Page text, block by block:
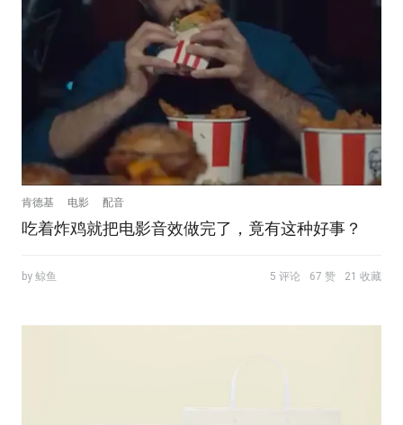
肯德基 电影 配音
吃着炸鸡就把电影音效做完了，竟有这种好事？
by 鲸鱼 5 评论 67 赞 21 收藏